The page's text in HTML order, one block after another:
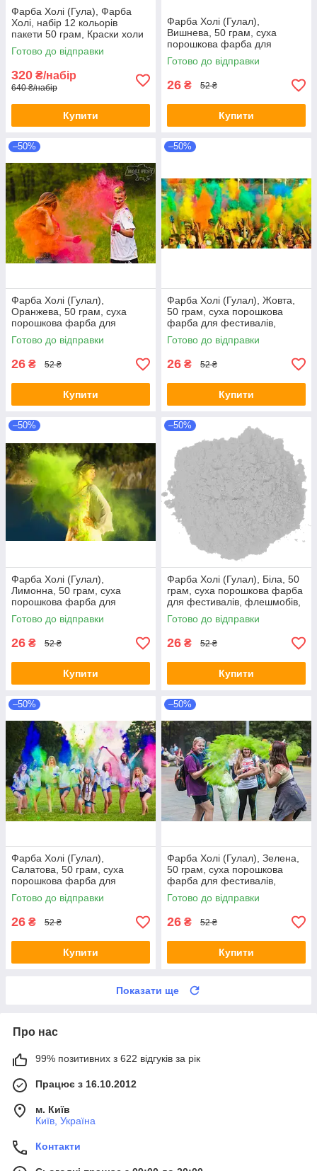
Фарба Холі (Гула), Фарба
Холі, набір 12 кольорів
пакети 50 грам, Краски холи
Готово до відправки
320 ₴/набір
640 ₴/набір
Купити
Фарба Холі (Гулал),
Вишнева, 50 грам, суха
порошкова фарба для
фестивалів, флешмобів
Готово до відправки
26 ₴ 52 ₴
Купити
–50%
Фарба Холі (Гулал),
Оранжева, 50 грам, суха
порошкова фарба для
фестивалів, флешмобів
Готово до відправки
26 ₴ 52 ₴
Купити
–50%
Фарба Холі (Гулал), Жовта,
50 грам, суха порошкова
фарба для фестивалів,
флешмобів, Фарби холі
Готово до відправки
26 ₴ 52 ₴
Купити
–50%
Фарба Холі (Гулал),
Лимонна, 50 грам, суха
порошкова фарба для
фестивалів, флешмобів,
Краски холи
Готово до відправки
26 ₴ 52 ₴
Купити
–50%
Фарба Холі (Гулал), Біла, 50
грам, суха порошкова фарба
для фестивалів, флешмобів,
Фарби холі
Готово до відправки
26 ₴ 52 ₴
Купити
–50%
Фарба Холі (Гулал),
Салатова, 50 грам, суха
порошкова фарба для
фестивалів, флешмобів
Готово до відправки
26 ₴ 52 ₴
Купити
–50%
Фарба Холі (Гулал), Зелена,
50 грам, суха порошкова
фарба для фестивалів,
флешмобів, Фарби холі
Готово до відправки
26 ₴ 52 ₴
Купити
Показати ще
Про нас
99% позитивних з 622 відгуків за рік
Працює з 16.10.2012
м. Київ
Київ, Україна
Контакти